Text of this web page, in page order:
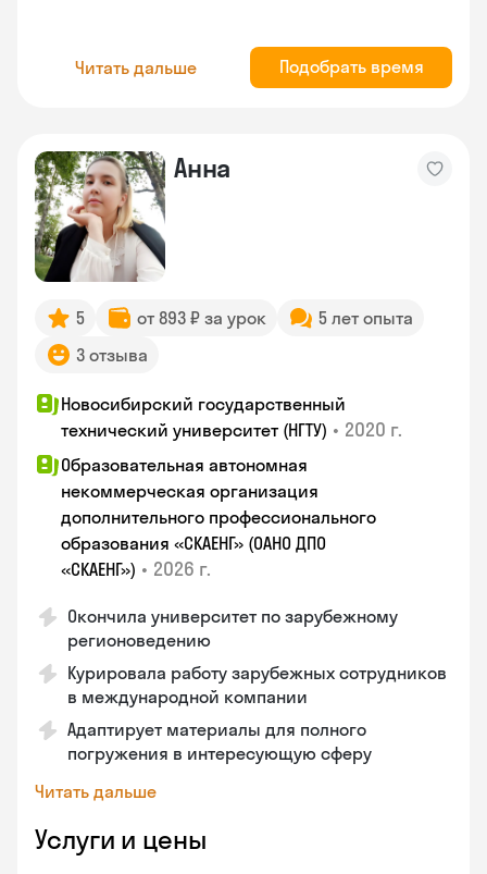
Читать дальше Подобрать время
Анна
5 от 893 ₽ за урок
5 лет опыта
3 отзыва
Новосибирский государственный
технический университет (НГТУ) • 2020 г.
Образовательная автономная
некоммерческая организация
дополнительного профессионального
образования «СКАЕНГ» (ОАНО ДПО
«СКАЕНГ») • 2026 г.
Окончила университет по зарубежному
регионоведению
Курировала работу зарубежных сотрудников
в международной компании
Адаптирует материалы для полного
погружения в интересующую сферу
Читать дальше
Услуги и цены